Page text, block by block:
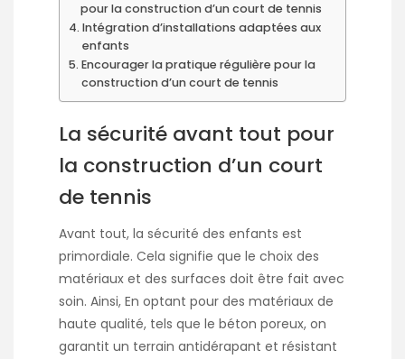
pour la construction d’un court de tennis
Intégration d’installations adaptées aux
enfants
Encourager la pratique régulière pour la
construction d’un court de tennis
La sécurité avant tout pour
la construction d’un court
de tennis
Avant tout, la sécurité des enfants est
primordiale. Cela signifie que le choix des
matériaux et des surfaces doit être fait avec
soin. Ainsi, En optant pour des matériaux de
haute qualité, tels que le béton poreux, on
garantit un terrain antidérapant et résistant